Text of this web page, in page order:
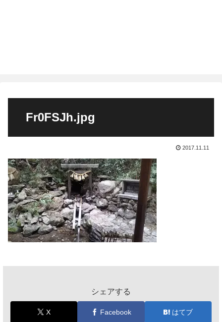
Fr0FSJh.jpg
2017.11.11
シェアする
X Facebook はてブ